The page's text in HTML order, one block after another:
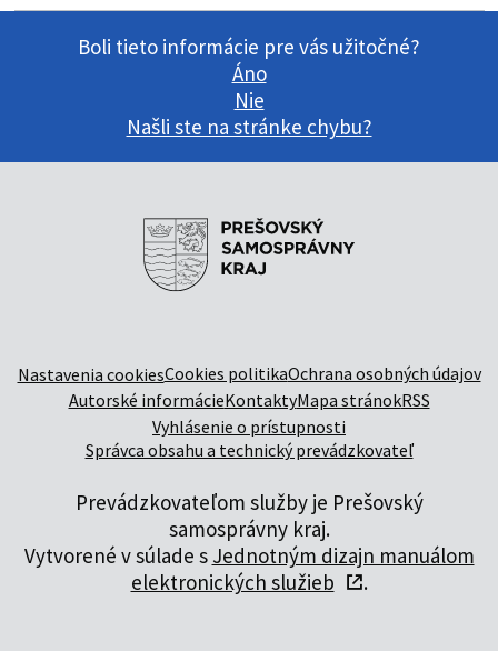
Boli tieto informácie pre vás užitočné?
Áno
Nie
Našli ste na stránke chybu?
Nastavenia cookiesCookies politikaOchrana osobných údajov
Autorské informácieKontaktyMapa stránokRSS
Vyhlásenie o prístupnosti
Správca obsahu a technický prevádzkovateľ
Prevádzkovateľom služby je Prešovský
samosprávny kraj.
Vytvorené v súlade s Jednotným dizajn manuálom
elektronických služieb
.